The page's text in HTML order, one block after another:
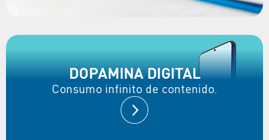
DOPAMINA DIGITAL
Consumo infinito de contenido.